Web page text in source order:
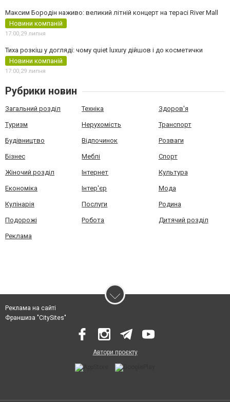
Максим Бородін наживо: великий літній концерт на терасі River Mall
Новини компаній
17:00,29 липня
Тиха розкіш у догляді: чому quiet luxury дійшов і до косметички
Новини компаній
17:00,29 липня
Рубрики новин
Загальний розділ Техніка Здоров'я
Туризм Нерухомість Транспорт
Будівництво Відпочинок Розваги
Бізнес Меблі Спорт
Жіночий розділ Інтернет Культура
Економіка Інтер'єр Мода
Кулінарія Послуги Родина
Подорожі Робота Дитячий розділ
Реклама
Реклама на сайті
Франшиза "CitySites"
Автори проєкту